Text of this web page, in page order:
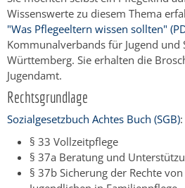
Wissenswerte zu diesem Thema
"Was Pflegeeltern wissen sollten"
Kommunalverbands für Jugend und
Württemberg. Sie erhalten die
Jugendamt.
Rechtsgrundlage
Sozialgesetzbuch Achtes Buch (SGB):
§ 33 Vollzeitpflege
§ 37a Beratung und
§ 37b Sicherung der Rechte